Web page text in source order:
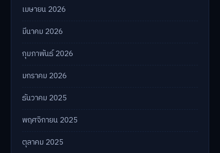
เมษายน 2026
มีนาคม 2026
กุมภาพันธ์ 2026
มกราคม 2026
ธันวาคม 2025
พฤศจิกายน 2025
ตุลาคม 2025